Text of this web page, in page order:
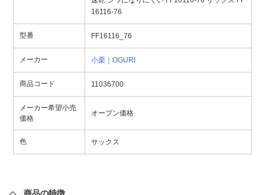
16116-76
型番 FF16116_76
メーカー 小栗｜OGURI
商品コード 11036700
メーカー希望小売
価格
オープン価格
色 サックス